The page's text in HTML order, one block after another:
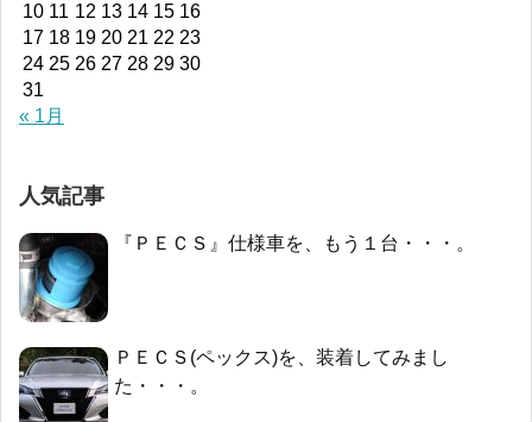
10 11 12 13 14 15 16
17 18 19 20 21 22 23
24 25 26 27 28 29 30
31
« 1月
人気記事
『ＰＥＣＳ』仕様車を、もう１台・・・。
ＰＥＣＳ(ペックス)を、装着してみまし
た・・・。